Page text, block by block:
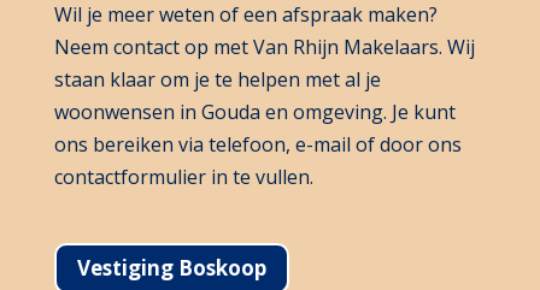
Wil je meer weten of een afspraak maken?
Neem contact op met Van Rhijn Makelaars. Wij
staan klaar om je te helpen met al je
woonwensen in Gouda en omgeving. Je kunt
ons bereiken via telefoon, e-mail of door ons
contactformulier in te vullen.
Vestiging Boskoop